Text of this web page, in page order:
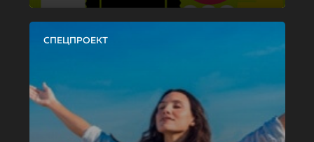
СПЕЦПРОЕКТ